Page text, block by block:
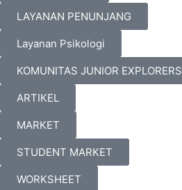
LAYANAN PENUNJANG
Layanan Psikologi
KOMUNITAS JUNIOR EXPLORERS
ARTIKEL
MARKET
STUDENT MARKET
WORKSHEET